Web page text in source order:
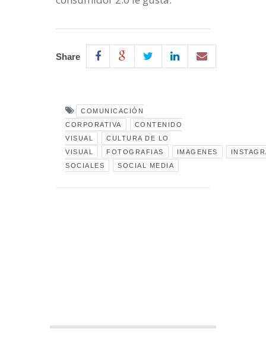
Share
COMUNICACIÓN
CORPORATIVA
CONTENIDO
VISUAL
CULTURA DE LO
VISUAL
FOTOGRAFIAS IMAGENES
SOCIALES
SOCIAL MEDIA